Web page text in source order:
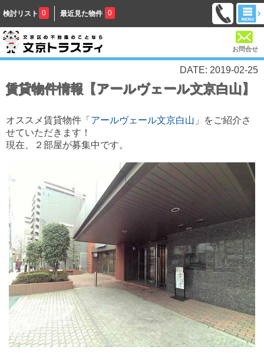
検討リスト 0 最近見た物件 0
お問合せ
DATE: 2019-02-25
賃貸物件情報【アールヴェール文京白山】
オススメ賃貸物件「 アールヴェール文京白山 」をご紹介さ
せていただきます！
現在、２部屋が募集中です。